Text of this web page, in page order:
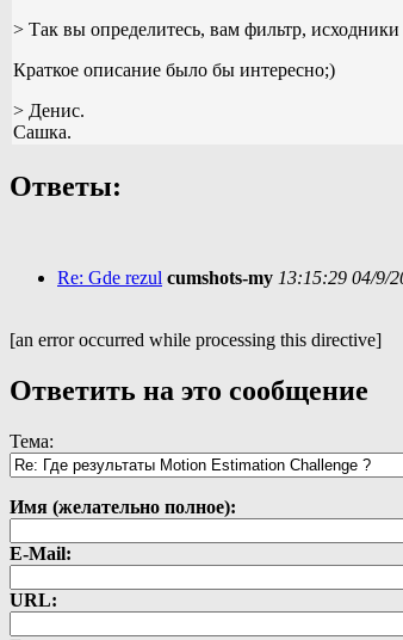
> Так вы определитесь, вам фильтр,
Краткое описание было бы интересно;)
> Денис.
Сашка.
Ответы:
Re: Gde rezul cumshots-my 13:15:29 04/9/
[an error occurred while processing this directive]
Ответить на это сообщение
Тема:
Имя (желательно полное):
E-Mail:
URL: